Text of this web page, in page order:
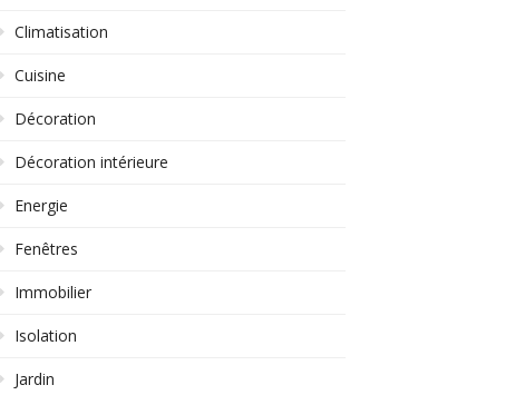
Climatisation
Cuisine
Décoration
Décoration intérieure
Energie
Fenêtres
Immobilier
Isolation
Jardin